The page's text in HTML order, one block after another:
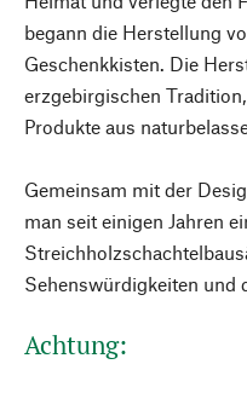
begann die Herstellung
Geschenkkisten. Die
erzgebirgischen
Produkte aus
Gemeinsam mit der
man seit einigen Jahren
Sehenswürdigkeiten und
Achtung: